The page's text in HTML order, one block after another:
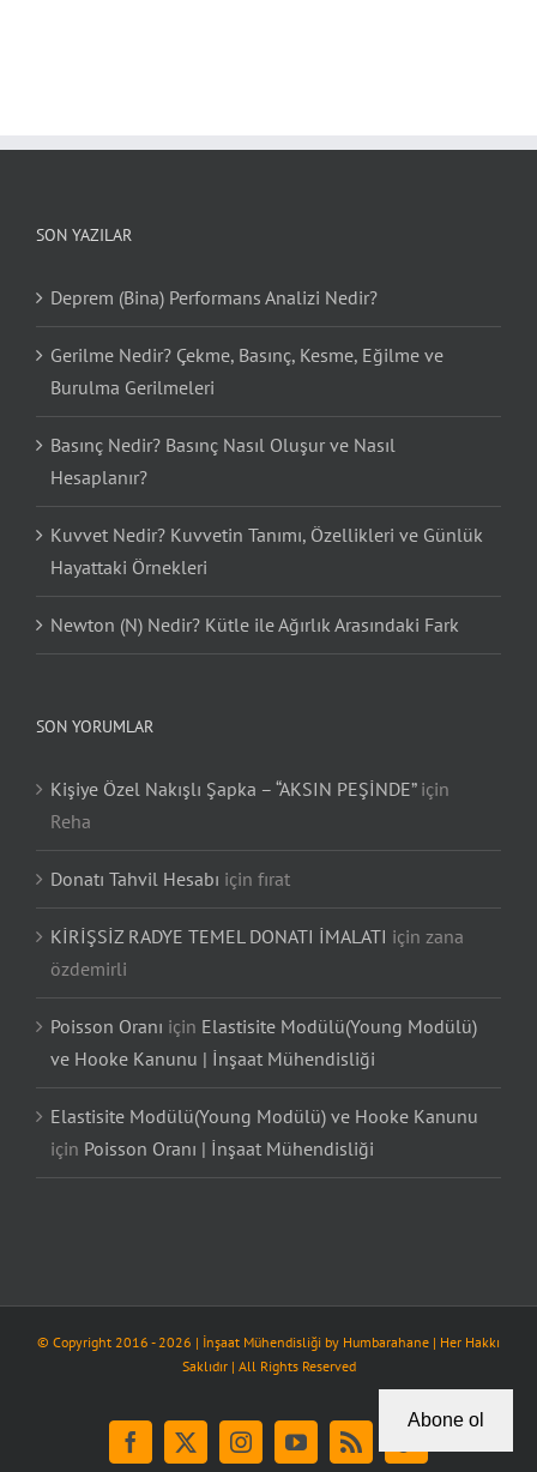
SON YAZILAR
Deprem (Bina) Performans Analizi Nedir?
Gerilme Nedir? Çekme, Basınç, Kesme, Eğilme ve
Burulma Gerilmeleri
Basınç Nedir? Basınç Nasıl Oluşur ve Nasıl
Hesaplanır?
Kuvvet Nedir? Kuvvetin Tanımı, Özellikleri ve Günlük
Hayattaki Örnekleri
Newton (N) Nedir? Kütle ile Ağırlık Arasındaki Fark
SON YORUMLAR
Kişiye Özel Nakışlı Şapka – “AKSIN PEŞİNDE”için
Reha
Donatı Tahvil Hesabı için fırat
KİRİŞSİZ RADYE TEMEL DONATI İMALATI için zana
özdemirli
Poisson Oranı için Elastisite Modülü(Young Modülü)
ve Hooke Kanunu | İnşaat Mühendisliği
Elastisite Modülü(Young Modülü) ve Hooke Kanunu
için Poisson Oranı | İnşaat Mühendisliği
© Copyright 2016 - 2026 | İnşaat Mühendisliği by Humbarahane | Her Hakkı
Saklıdır | All Rights Reserved
Facebook
X InstagramYouTubeRss Tiktok
Abone ol